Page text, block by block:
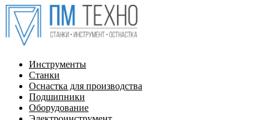
Инструменты
Станки
Оснастка для производства
Подшипники
Оборудование